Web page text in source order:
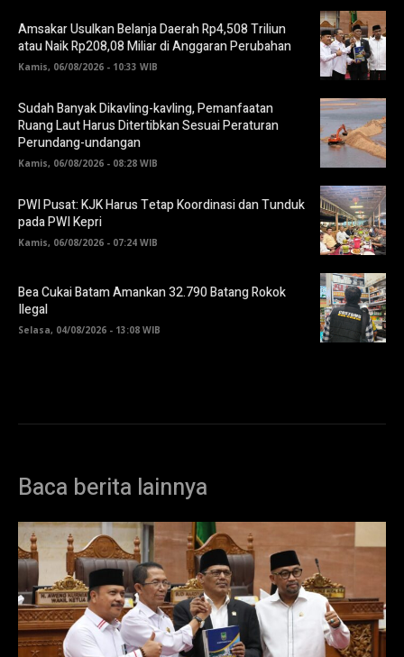
Amsakar Usulkan Belanja Daerah Rp4,508 Triliun
atau Naik Rp208,08 Miliar di Anggaran Perubahan
Kamis, 06/08/2026 - 10:33 WIB
Sudah Banyak Dikavling-kavling, Pemanfaatan
Ruang Laut Harus Ditertibkan Sesuai Peraturan
Perundang-undangan
Kamis, 06/08/2026 - 08:28 WIB
PWI Pusat: KJK Harus Tetap Koordinasi dan Tunduk
pada PWI Kepri
Kamis, 06/08/2026 - 07:24 WIB
Bea Cukai Batam Amankan 32.790 Batang Rokok
Ilegal
Selasa, 04/08/2026 - 13:08 WIB
Baca berita lainnya